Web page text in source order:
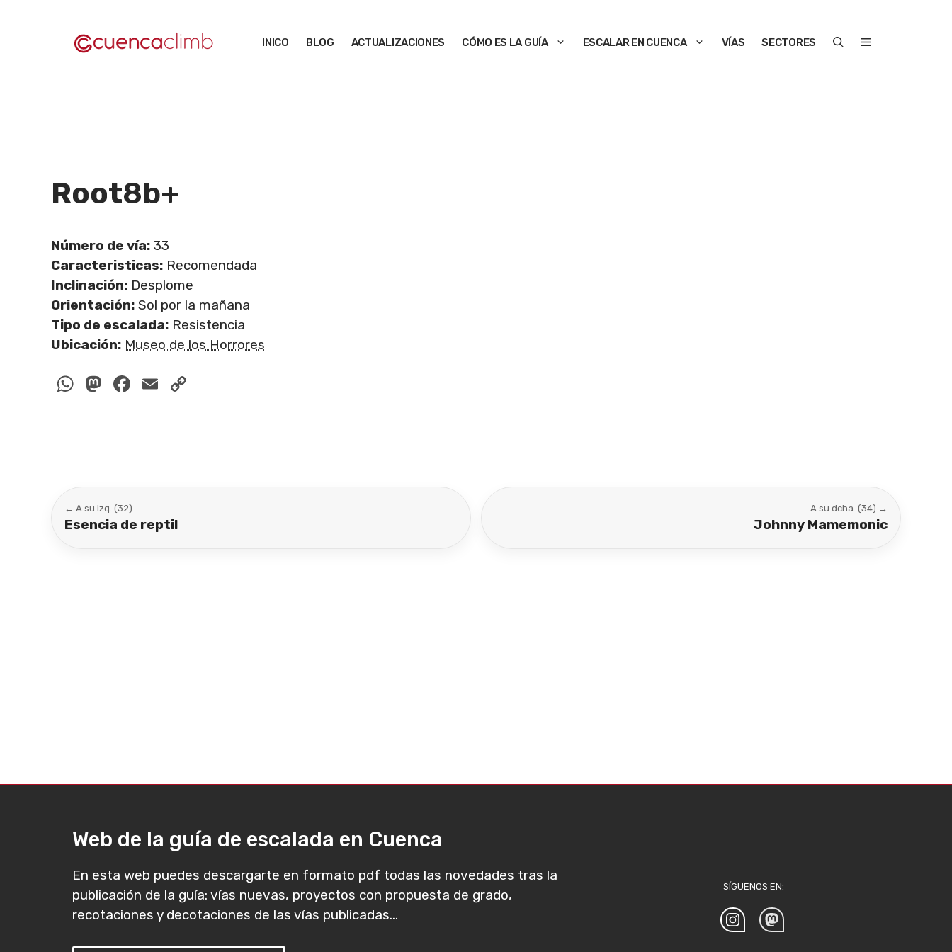
INICO BLOG ACTUALIZACIONES CÓMO ES LA GUÍA ESCALAR EN CUENCA VÍAS SECTORES
Root8b+
Número de vía: 33
Caracteristicas: Recomendada
Inclinación: Desplome
Orientación: Sol por la mañana
Tipo de escalada: Resistencia
Ubicación: Museo de los Horrores
WhatsApp
Mastodon
Facebook
Email
← A su izq. (32)
Esencia de reptil
A su dcha. (34) →
Johnny Mamemonic
Web de la guía de escalada en Cuenca
En esta web puedes descargarte en formato pdf todas las novedades tras la
publicación de la guía: vías nuevas, proyectos con propuesta de grado,
recotaciones y decotaciones de las vías publicadas...
SÍGUENOS EN: